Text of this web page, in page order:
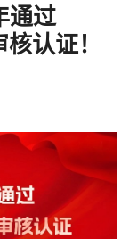
通过
认证！